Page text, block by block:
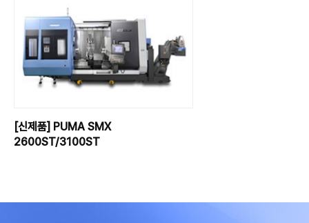
[신제품] PUMA SMX
2600ST/3100ST